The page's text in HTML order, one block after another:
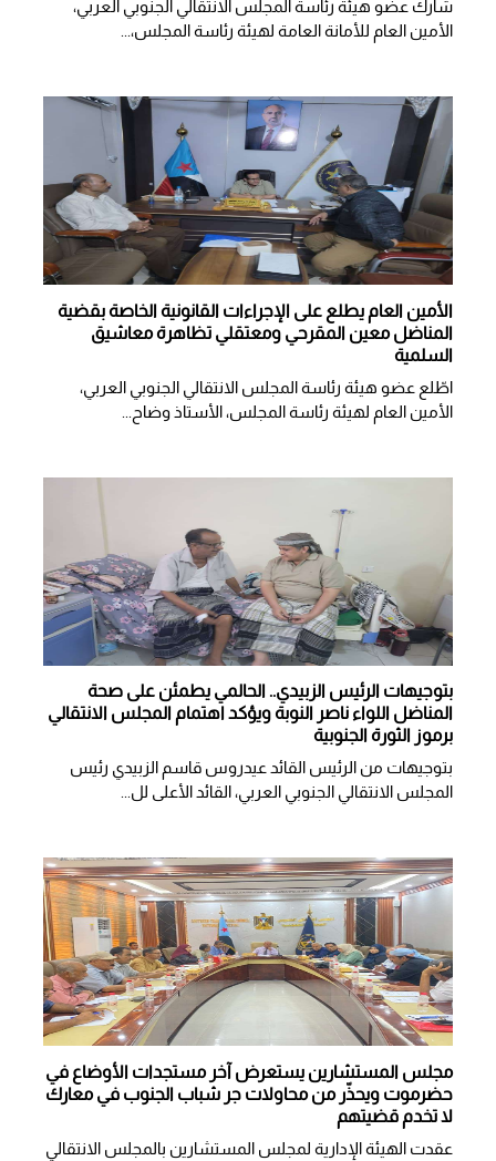
شارك عضو هيئة رئاسة المجلس الانتقالي الجنوبي العربي،
الأمين العام للأمانة العامة لهيئة رئاسة المجلس،...
الأمين العام يطلع على الإجراءات القانونية الخاصة بقضية
المناضل معين المقرحي ومعتقلي تظاهرة معاشيق
السلمية
اطّلع عضو هيئة رئاسة المجلس الانتقالي الجنوبي العربي،
الأمين العام لهيئة رئاسة المجلس، الأستاذ وضاح...
بتوجيهات الرئيس الزبيدي.. الحالمي يطمئن على صحة
المناضل اللواء ناصر النوبة ويؤكد اهتمام المجلس الانتقالي
برموز الثورة الجنوبية
بتوجيهات من الرئيس القائد عيدروس قاسم الزبيدي رئيس
المجلس الانتقالي الجنوبي العربي، القائد الأعلى لل...
مجلس المستشارين يستعرض آخر مستجدات الأوضاع في
حضرموت ويحذّر من محاولات جر شباب الجنوب في معارك
لا تخدم قضيتهم
عقدت الهيئة الإدارية لمجلس المستشارين بالمجلس الانتقالي